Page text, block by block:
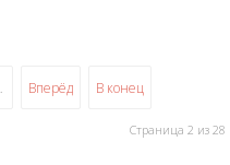
Вперёд В конец
Страница 2 из 28